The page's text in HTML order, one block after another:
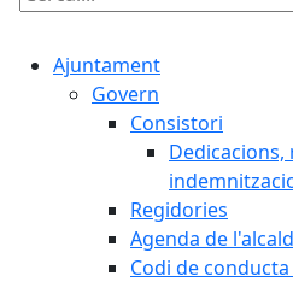
Cercar:
Ajuntament
Govern
Consistori
Regidories
Agenda de
Codi de